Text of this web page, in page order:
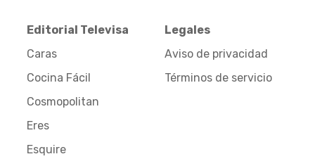
Editorial Televisa
Caras
Cocina Fácil
Cosmopolitan
Eres
Esquire
Legales
Aviso de privacidad
Términos de servicio